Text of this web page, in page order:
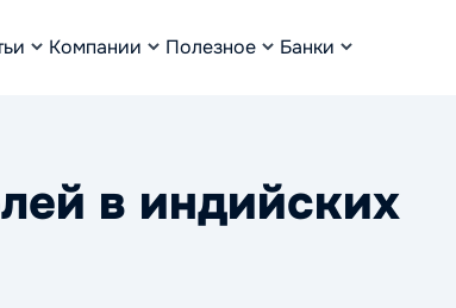
Компании Полезное Банки
в индийских